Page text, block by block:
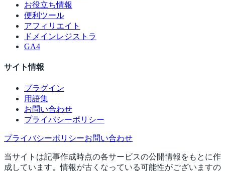
お役立ち情報
便利ツール
アフィリエイト
ドメインレジストラ
GA4
サイト情報
プラグイン
用語集
お問い合わせ
プライバシーポリシー
プライバシーポリシーお問い合わせ
当サイトは記事作成時点の各サービスの公開情報をもとに作
成しています。情報が古くなっている可能性がございますの